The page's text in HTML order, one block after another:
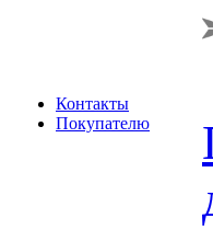
Контакты
Покупателю